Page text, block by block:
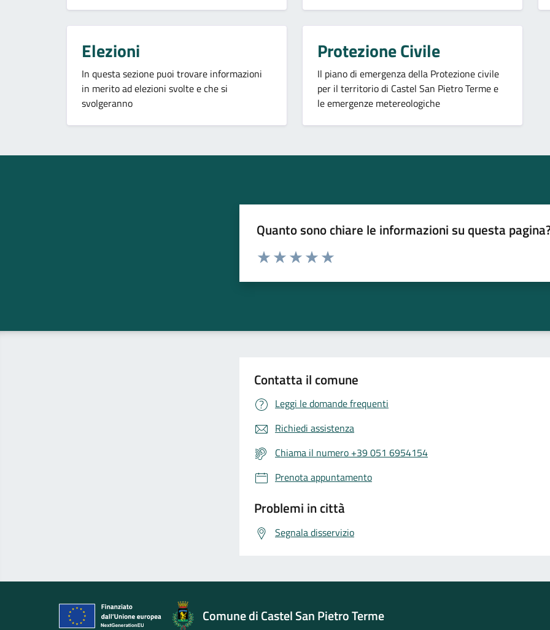
Elezioni
In questa sezione puoi trovare informazioni
in merito ad elezioni svolte e che si
svolgeranno
Protezione Civile
Il piano di emergenza della Protezione civile
per il territorio di Castel San Pietro Terme e
le emergenze metereologiche
Quanto sono chiare le informazioni su questa
Valuta da 1 a 5 stelle la pagina
Contatta il comune
Leggi le domande frequenti
Richiedi assistenza
Chiama il numero +39 051 6954154
Prenota appuntamento
Problemi in città
Segnala disservizio
Comune di Castel San Pietro Terme